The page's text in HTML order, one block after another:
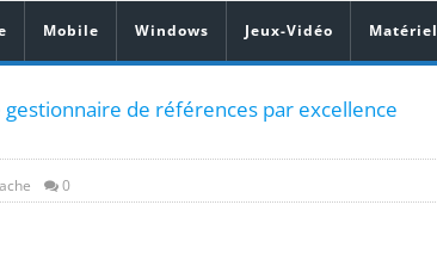
Mobile Windows Jeux-Vidéo Matériel
de références par excellence
0